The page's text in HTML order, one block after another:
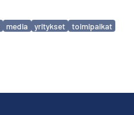
media yritykset toimipaikat